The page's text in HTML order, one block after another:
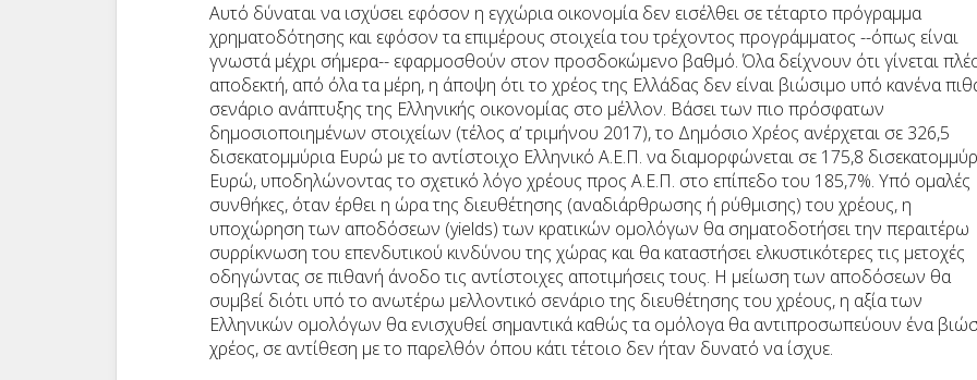
Αυτό δύναται να ισχύσει εφόσον η εγχώρια οικονομία δεν εισέλθει σε τέταρτο πρόγραμμα
χρηματοδότησης και εφόσον τα επιμέρους στοιχεία του τρέχοντος προγράμματος --όπως είναι
γνωστά μέχρι σήμερα-- εφαρμοσθούν στον προσδοκώμενο βαθμό. Όλα δείχνουν ότι γίνεται
αποδεκτή, από όλα τα μέρη, η άποψη ότι το χρέος της Ελλάδας δεν είναι βιώσιμο υπό κανένα
σενάριο ανάπτυξης της Ελληνικής οικονομίας στο μέλλον. Βάσει των πιο πρόσφατων
δημοσιοποιημένων στοιχείων (τέλος α’ τριμήνου 2017), το Δημόσιο Χρέος ανέρχεται σε 326,5
δισεκατομμύρια Ευρώ με το αντίστοιχο Ελληνικό Α.Ε.Π. να διαμορφώνεται σε 175,8
Ευρώ, υποδηλώνοντας το σχετικό λόγο χρέους προς Α.Ε.Π. στο επίπεδο του 185,7%. Υπό ομαλές
συνθήκες, όταν έρθει η ώρα της διευθέτησης (αναδιάρθρωσης ή ρύθμισης) του χρέους, η
υποχώρηση των αποδόσεων (yields) των κρατικών ομολόγων θα σηματοδοτήσει την περαιτέρω
συρρίκνωση του επενδυτικού κινδύνου της χώρας και θα καταστήσει ελκυστικότερες τις μετοχές
οδηγώντας σε πιθανή άνοδο τις αντίστοιχες αποτιμήσεις τους. Η μείωση των αποδόσεων θα
συμβεί διότι υπό το ανωτέρω μελλοντικό σενάριο της διευθέτησης του χρέους, η αξία των
Ελληνικών ομολόγων θα ενισχυθεί σημαντικά καθώς τα ομόλογα θα αντιπροσωπεύουν ένα
χρέος, σε αντίθεση με το παρελθόν όπου κάτι τέτοιο δεν ήταν δυνατό να ίσχυε.